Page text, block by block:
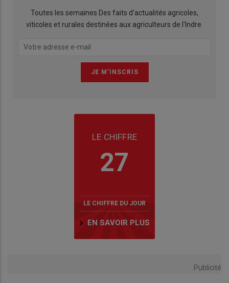
Toutes les semaines Des faits d'actualités agricoles,
viticoles et rurales destinées aux agriculteurs de l'Indre.
LE CHIFFRE
27
LE CHIFFRE DU JOUR
EN SAVOIR PLUS
Publicité